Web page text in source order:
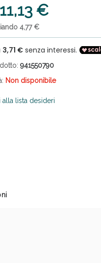
11,13 €
4,77 €
941550790
Non disponibile
lista desideri
oggi
Sconto fino al